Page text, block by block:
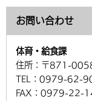
お問い合わせ
体育・給食課
住所： 〒871-
TEL： 0979-62-
FAX： 0979-22-